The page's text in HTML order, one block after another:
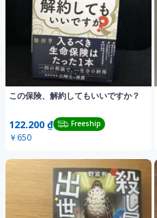
この保険、解約してもいいですか？
122.200 ₫ Freeship
￥650